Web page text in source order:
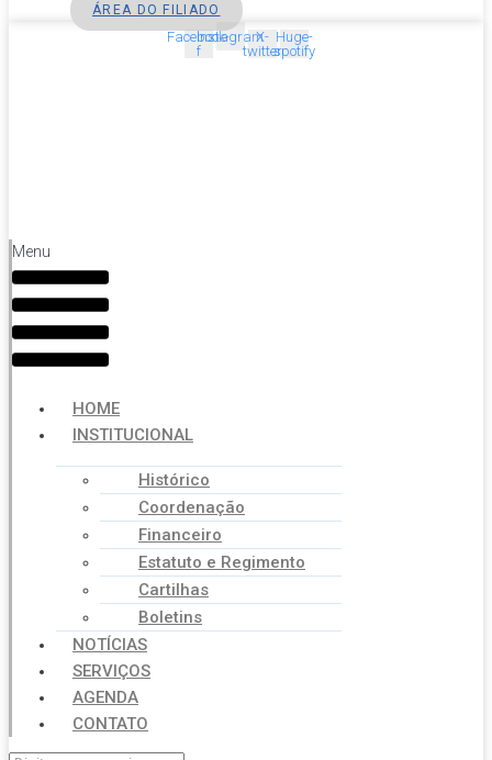
ÁREA DO FILIADO
Facebook-
f
InstagramX-
twitter
Huge-
spotify
Menu
HOME
INSTITUCIONAL
Histórico
Coordenação
Financeiro
Estatuto e Regimento
Cartilhas
Boletins
NOTÍCIAS
SERVIÇOS
AGENDA
CONTATO